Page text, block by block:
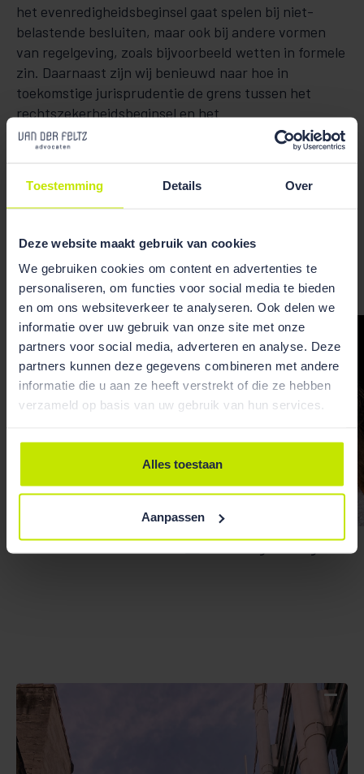
Toestemming Details Over
Deze website maakt gebruik van cookies
We gebruiken cookies om content en advertenties te
personaliseren, om functies voor social media te bieden
en om ons websiteverkeer te analyseren. Ook delen we
informatie over uw gebruik van onze site met onze
partners voor social media, adverteren en analyse. Deze
partners kunnen deze gegevens combineren met andere
informatie die u aan ze heeft verstrekt of die ze hebben
verzameld op basis van uw gebruik van hun services.
Alles toestaan
Aanpassen
het evenredigheidsbeginsel gaat spelen bij niet-
belastende besluiten, maar ook bij andere vormen
van regelgeving, zoals bijvoorbeeld wetten in formele
zin. Daarnaast zijn wij benieuwd naar hoe in
toekomstige jurisprudentie de grens tussen het
rechtszekerheidsbeginsel en het
evenredigheidsbeginsel wordt bewaakt.
onderwerp? Neemt u dan contact met ons op via de
onderstaande contactgegevens.